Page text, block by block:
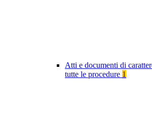
Atti e documenti di
tutte le procedure 1